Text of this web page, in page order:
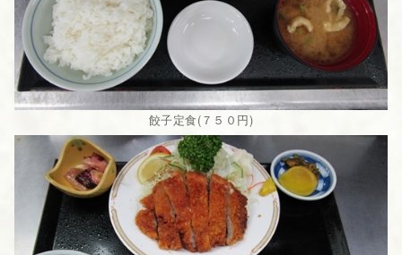
餃子定食(７５０円)